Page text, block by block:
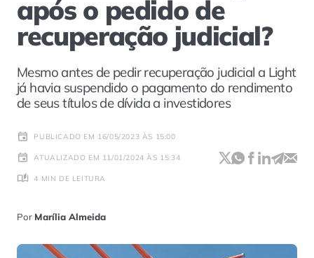
após o pedido de
recuperação judicial?
Mesmo antes de pedir recuperação judicial a Light
já havia suspendido o pagamento do rendimento
de seus títulos de dívida a investidores
PUBLICADO EM 16/05/2023 ÀS 15:00
ATUALIZADO EM 11/01/2024 ÀS 15:34
4 MIN DE LEITURA
Por Marília Almeida